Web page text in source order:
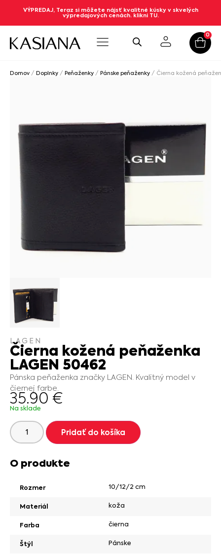
VÝPREDAJ, Teraz si môžete nájsť kvalitné kúsky v skvelých
výpredajových cenách. klikni TU.
0
Domov / Doplnky / Peňaženky / Pánske peňaženky / Čierna kožená
LAGEN
Čierna kožená peňaženka
LAGEN 50462
Pánska peňaženka značky LAGEN. Kvalitný model v
čiernej farbe.
35.90 €
Na sklade
Pridať do košíka
O produkte
Rozmer 10/12/2 cm
Materiál koža
Farba čierna
Štýl Pánske